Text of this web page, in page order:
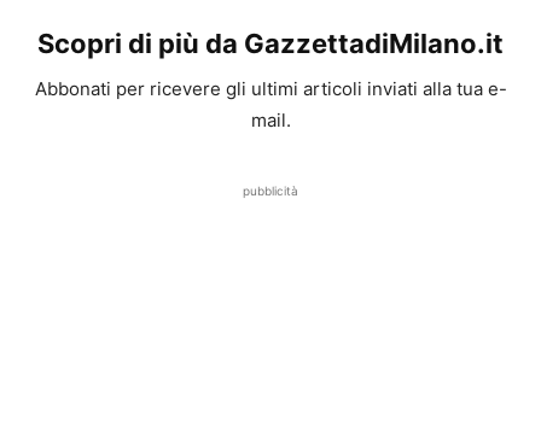
Scopri di più da GazzettadiMilano.it
Abbonati per ricevere gli ultimi articoli inviati alla tua e-
mail.
pubblicità